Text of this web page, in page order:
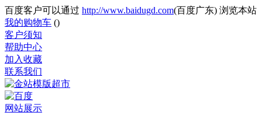
百度客户可以通过 http://www.baidugd.com(百度广东) 浏览本站
我的购物车 ()
客户须知
帮助中心
加入收藏
联系我们
网站展示